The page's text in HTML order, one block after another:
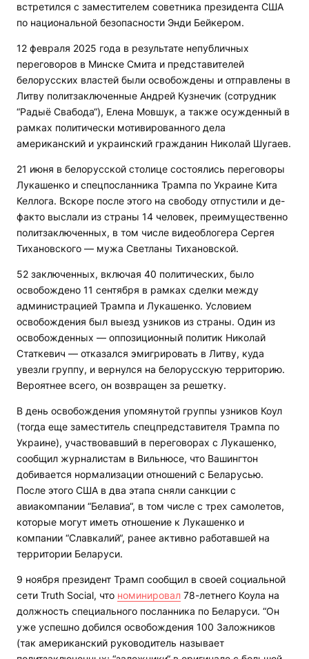
встретился с заместителем советника президента США
по национальной безопасности Энди Бейкером.
12 февраля 2025 года в результате непубличных
переговоров в Минске Смита и представителей
белорусских властей были освобождены и отправлены в
Литву политзаключенные Андрей Кузнечик (сотрудник
“Радыё Свабода“), Елена Мовшук, а также осужденный в
рамках политически мотивированного дела
американский и украинский гражданин Николай Шугаев.
21 июня в белорусской столице состоялись переговоры
Лукашенко и спецпосланника Трампа по Украине Кита
Келлога. Вскоре после этого на свободу отпустили и де-
факто выслали из страны 14 человек, преимущественно
политзаключенных, в том числе видеоблогера Сергея
Тихановского — мужа Светланы Тихановской.
52 заключенных, включая 40 политических, было
освобождено 11 сентября в рамках сделки между
администрацией Трампа и Лукашенко. Условием
освобождения был выезд узников из страны. Один из
освобожденных — оппозиционный политик Николай
Статкевич — отказался эмигрировать в Литву, куда
увезли группу, и вернулся на белорусскую территорию.
Вероятнее всего, он возвращен за решетку.
В день освобождения упомянутой группы узников Коул
(тогда еще заместитель спецпредставителя Трампа по
Украине), участвовавший в переговорах с Лукашенко,
сообщил журналистам в Вильнюсе, что Вашингтон
добивается нормализации отношений с Беларусью.
После этого США в два этапа сняли санкции с
авиакомпании “Белавиа“, в том числе с трех самолетов,
которые могут иметь отношение к Лукашенко и
компании “Славкалий“, ранее активно работавшей на
территории Беларуси.
9 ноября президент Трамп сообщил в своей социальной
сети Truth Social, что номинировал 78-летнего Коула на
должность специального посланника по Беларуси. “Он
уже успешно добился освобождения 100 Заложников
(так американский руководитель называет